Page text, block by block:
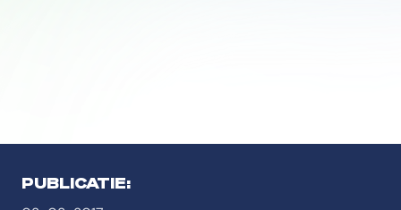
PUBLICATIE: